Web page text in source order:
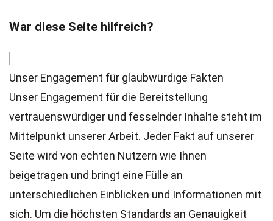
War diese Seite hilfreich?
Unser Engagement für glaubwürdige Fakten
Unser Engagement für die Bereitstellung
vertrauenswürdiger und fesselnder Inhalte steht im
Mittelpunkt unserer Arbeit. Jeder Fakt auf unserer
Seite wird von echten Nutzern wie Ihnen
beigetragen und bringt eine Fülle an
unterschiedlichen Einblicken und Informationen mit
sich. Um die höchsten Standards an Genauigkeit